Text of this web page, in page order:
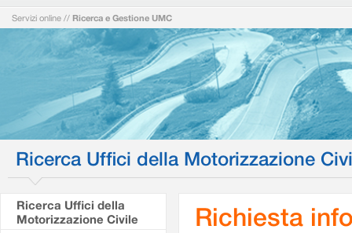
Servizi online // Ricerca e Gestione UMC
Ricerca Uffici della Motorizzazione
Ricerca Uffici della
Motorizzazione Civile
Richiesta